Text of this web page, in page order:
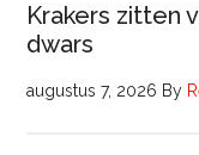
Krakers zitten
dwars
augustus 7, 2026 By